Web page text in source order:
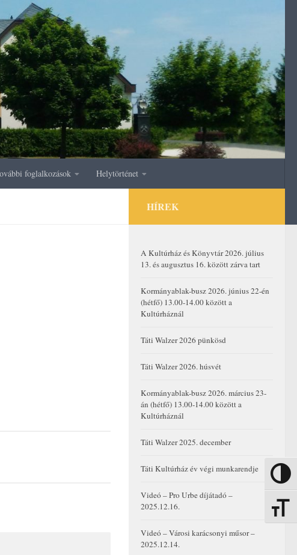
Nagy
foglalkozások Helytörténet
HÍREK
A Kultúrház és Könyvtár 2026. július
13. és augusztus 16. között zárva tart
Kormányablak-busz 2026. június 22-én
(hétfő) 13.00-14.00 között a
Kultúrháznál
Táti Walzer 2026 pünkösd
Táti Walzer 2026. húsvét
Kormányablak-busz 2026. március 23-
án (hétfő) 13.00-14.00 között a
Kultúrháznál
Táti Walzer 2025. december
Táti Kultúrház év végi munkarendje
Videó – Pro Urbe díjátadó –
2025.12.16.
Videó – Városi karácsonyi műsor –
2025.12.14.